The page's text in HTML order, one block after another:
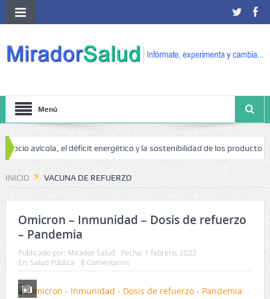
Menú
avícola, el déficit energético y la sostenibilidad de los productores
cáncer
INICIO VACUNA DE REFUERZO
Omicron – Inmunidad – Dosis de refuerzo
– Pandemia
Publicado por: Mirador Salud Fecha: 1 febrero, 2022
En: Salud Pública 8 Comentarios